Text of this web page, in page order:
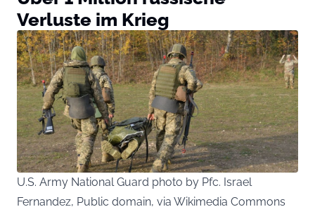
Verluste im Krieg
U.S. Army National Guard photo by Pfc. Israel
Fernandez, Public domain, via Wikimedia Commons